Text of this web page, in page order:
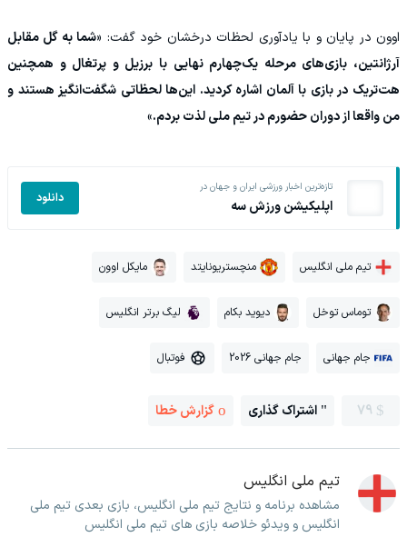
‫اوون در پایان و با یادآوری لحظات درخشان خود گفت: «شما به گل مقابل
آرژانتین، بازی‌های مرحله یک‌چهارم نهایی با برزیل و پرتغال و همچنین
هت‌تریک در بازی با آلمان اشاره کردید. این‌ها لحظاتی شگفت‌انگیز هستند و
من واقعا از دوران حضورم در تیم ملی لذت بردم.»
تازه‌ترین اخبار ورزشی ایران و جهان در
اپلیکیشن ورزش سه دانلود
تیم ملی انگلیس منچستریونایتد مایکل اوون
توماس توخل دیوید بکام لیگ برتر انگلیس
جام جهانی جام جهانی 2026 فوتبال
79 اشتراک گذاری گزارش خطا
تیم ملی انگلیس
مشاهده برنامه و نتایج تیم ملی انگلیس، بازی بعدی تیم ملی
انگلیس و ویدئو خلاصه بازی های تیم ملی انگلیس